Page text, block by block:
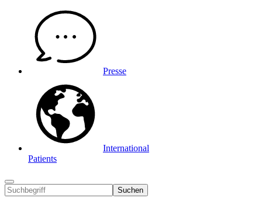
Presse
International
Patients
Suchen